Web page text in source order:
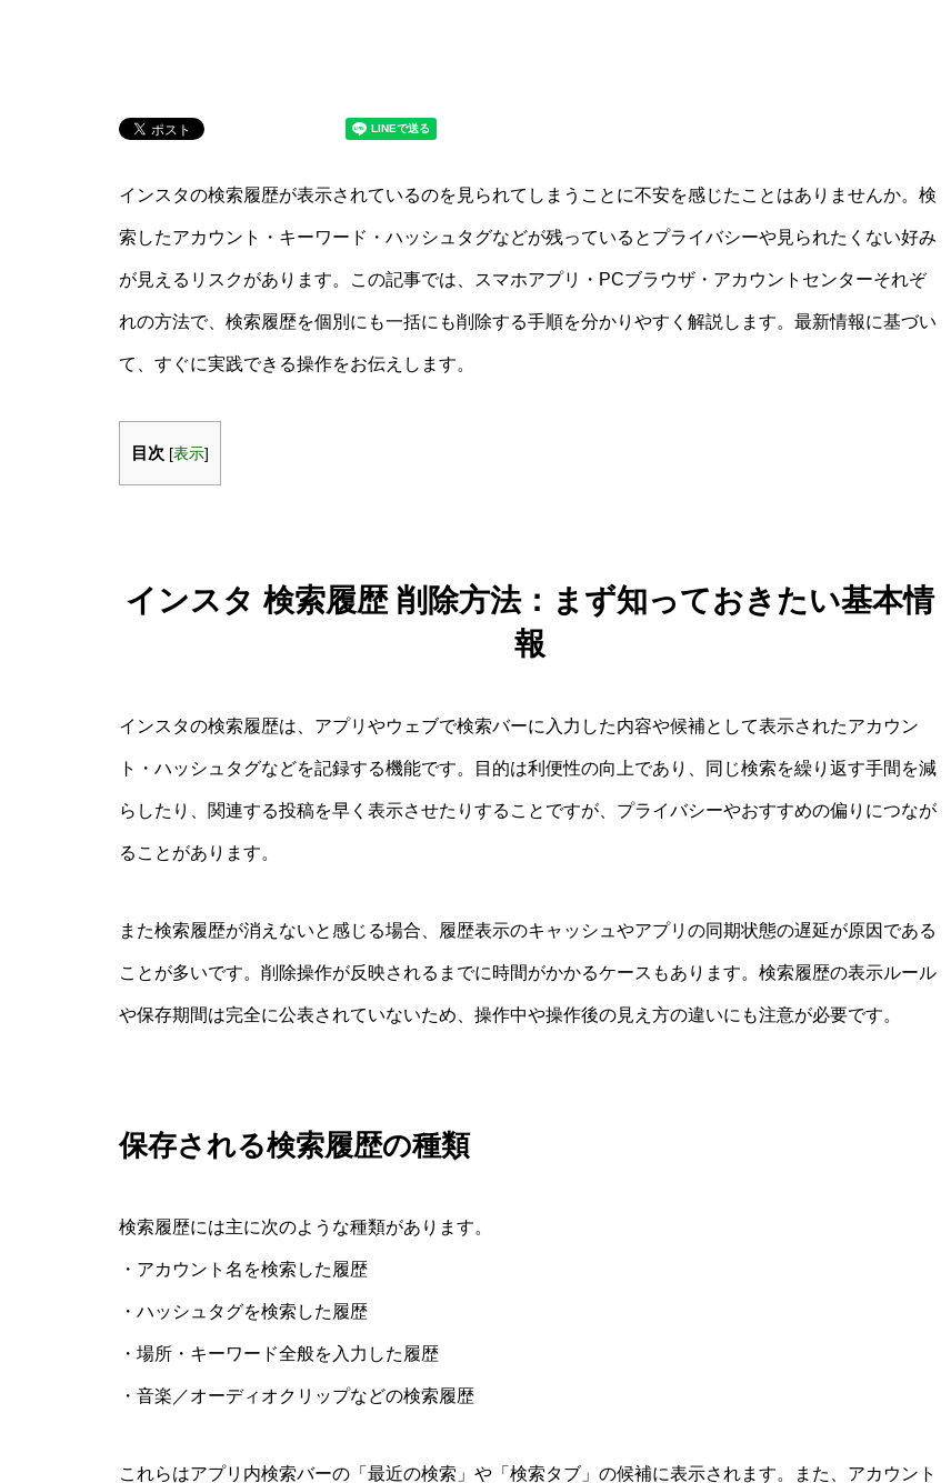
インスタの検索履歴が表示されているのを見られてしまうことに不安を感じたことはありませんか。検
索したアカウント・キーワード・ハッシュタグなどが残っているとプライバシーや見られたくない好み
が見えるリスクがあります。この記事では、スマホアプリ・PCブラウザ・アカウントセンターそれぞ
れの方法で、検索履歴を個別にも一括にも削除する手順を分かりやすく解説します。最新情報に基づい
て、すぐに実践できる操作をお伝えします。
目次 [表示]
インスタ 検索履歴 削除方法：まず知っておきたい基本情
報
インスタの検索履歴は、アプリやウェブで検索バーに入力した内容や候補として表示されたアカウン
ト・ハッシュタグなどを記録する機能です。目的は利便性の向上であり、同じ検索を繰り返す手間を減
らしたり、関連する投稿を早く表示させたりすることですが、プライバシーやおすすめの偏りにつなが
ることがあります。
また検索履歴が消えないと感じる場合、履歴表示のキャッシュやアプリの同期状態の遅延が原因である
ことが多いです。削除操作が反映されるまでに時間がかかるケースもあります。検索履歴の表示ルール
や保存期間は完全に公表されていないため、操作中や操作後の見え方の違いにも注意が必要です。
保存される検索履歴の種類
検索履歴には主に次のような種類があります。
・アカウント名を検索した履歴
・ハッシュタグを検索した履歴
・場所・キーワード全般を入力した履歴
・音楽／オーディオクリップなどの検索履歴
これらはアプリ内検索バーの「最近の検索」や「検索タブ」の候補に表示されます。また、アカウント